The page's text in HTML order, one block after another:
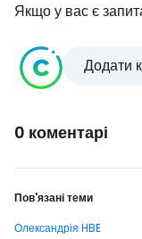
Якщо у вас є
Додати
0 коментарі
Пов'язані теми
Олександрія HBE